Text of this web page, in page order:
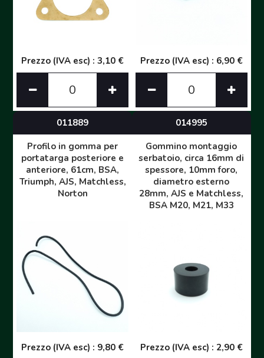
Prezzo (IVA esc) : 3,10 € Prezzo (IVA esc) : 6,90 €
011889
Profilo in gomma per
portatarga posteriore e
anteriore, 61cm, BSA,
Triumph, AJS, Matchless,
Norton
Prezzo (IVA esc) : 9,80 €
014995
Gommino montaggio
serbatoio, circa 16mm di
spessore, 10mm foro,
diametro esterno
28mm, AJS e Matchless,
BSA M20, M21, M33
Prezzo (IVA esc) : 2,90 €